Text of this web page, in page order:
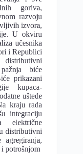
goriva,
razvoju
izvora,
U okviru
učesnika
i Republici
biće
prikazani
kupaca-
uštede
kraju rada
integraciju
električne
distributivni
agregiranja,
potrošnjom